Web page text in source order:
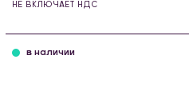
НЕ ВКЛЮЧАЕТ НДС
в наличии